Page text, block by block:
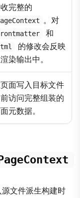
完整的
。对
和
的修改会反映
染输出中。
面写入目标文件
访问完整组装的
元数据。
文件派生构建时